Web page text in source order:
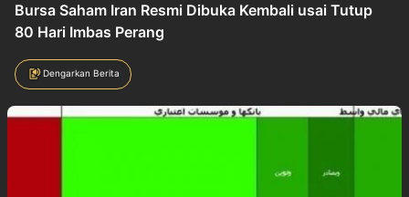
Bursa Saham Iran Resmi Dibuka Kembali usai Tutup
80 Hari Imbas Perang
Dengarkan Berita